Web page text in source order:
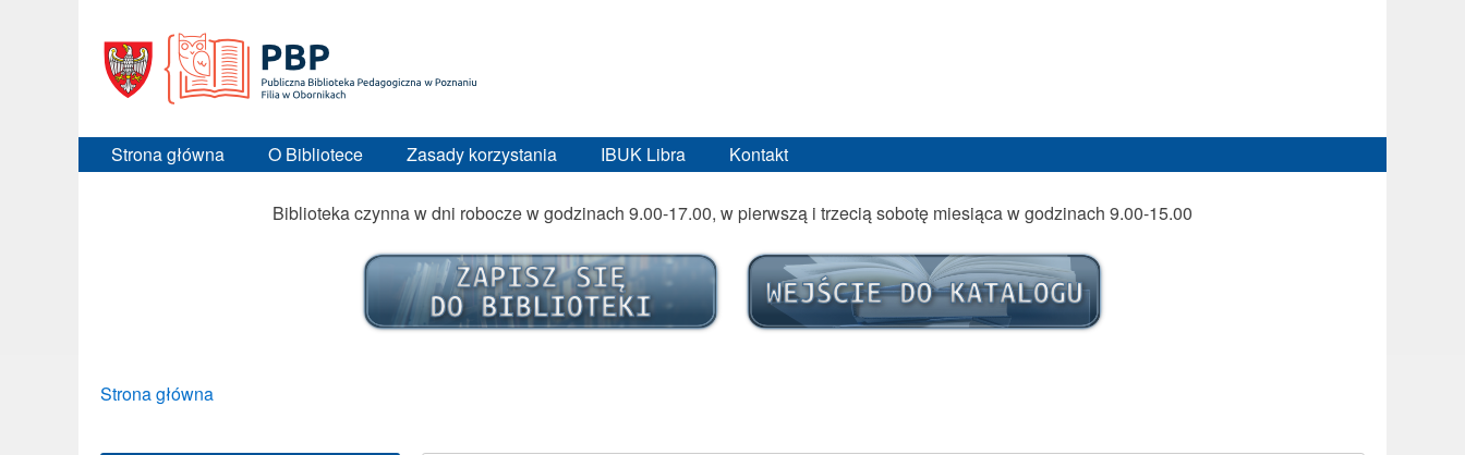
Strona główna O Bibliotece Zasady korzystania IBUK Libra Kontakt
Biblioteka czynna w dni robocze w godzinach 9.00-17.00, w pierwszą i trzecią sobotę miesiąca w godzinach 9.00-15.00
Breadcrumbs
You
Strona główna